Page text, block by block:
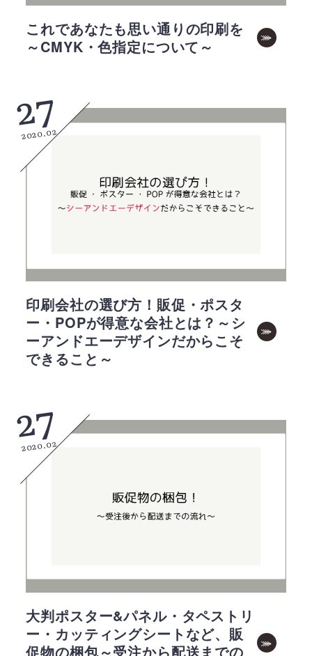
これであなたも思い通りの印刷を
～CMYK・色指定について～
27
2020.02
印刷会社の選び方！販促・ポスタ
ー・POPが得意な会社とは？～シ
ーアンドエーデザインだからこそ
できること～
27
2020.02
大判ポスター&パネル・タペストリ
ー・カッティングシートなど、販
促物の梱包～受注から配送までの